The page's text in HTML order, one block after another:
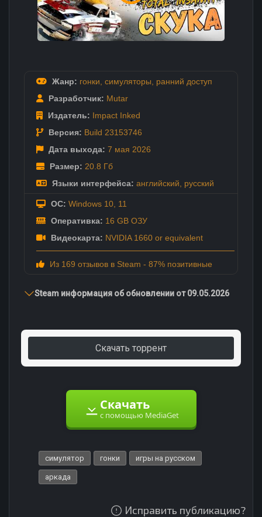
Жанр: гонки симуляторы
ранний доступ
Разработчик: Mutar
Издатель: Impact Inked
Версия: Build 23153746
Дата выхода: 7 мая 2026
Размер: 20.8 Гб
Языки интерфейса: английский русский
ОС: Windows 10, 11
Оперативка: 16 GB ОЗУ
Видеокарта: NVIDIA 1660 or equivalent
Из 169 отзывов в Steam - 87% позитивные
Steam информация об обновлении от 09.05.2026
Скачать торрент
Скачать
с помощью MediaGet
симулятор гонки игры на русском
аркада
Исправить публикацию?